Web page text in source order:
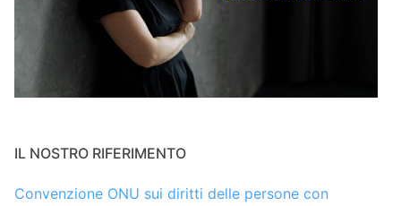
IL NOSTRO RIFERIMENTO
Convenzione ONU sui diritti delle persone con